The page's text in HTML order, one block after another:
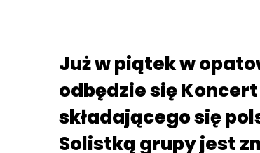
Już w piątek w
odbędzie się
składającego się
Solistką grupy jest